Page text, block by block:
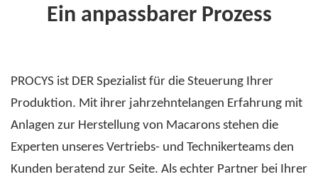
Ein anpassbarer Prozess
PROCYS ist DER Spezialist für die Steuerung Ihrer
Produktion. Mit ihrer jahrzehntelangen Erfahrung mit
Anlagen zur Herstellung von Macarons stehen die
Experten unseres Vertriebs- und Technikerteams den
Kunden beratend zur Seite. Als echter Partner bei Ihrer